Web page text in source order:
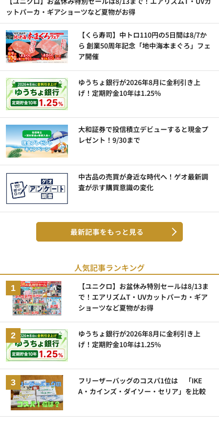
ットパーカ・ギアショーツなど夏物がお得
【くら寿司】中トロ110円の5日間は8/7か
ら 創業50周年記念「地中海本まぐろ」フェ
ア開催
ゆうちょ銀行が2026年8月に金利引き上
げ！定期貯金10年は1.25%
大和証券で投信積立デビューすると現金プ
レゼント！9/30まで
中古品の売買が身近な時代へ！ゲオ最新調
査が示す購買意識の変化
最新記事をもっと見る
人気記事ランキング
【ユニクロ】お盆休み特別セールは8/13ま
で！エアリズムT・UVカットパーカ・ギア
ショーツなど夏物がお得
ゆうちょ銀行が2026年8月に金利引き上
げ！定期貯金10年は1.25%
フリーザーバッグのコスパ1位は 「IKE
A・カインズ・ダイソー・セリア」を比較